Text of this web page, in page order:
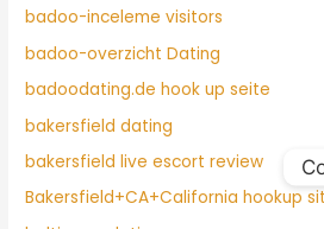
badoo-inceleme visitors
badoo-overzicht Dating
badoodating.de hook up seite
bakersfield dating
bakersfield live escort review
Bakersfield+CA+California hookup